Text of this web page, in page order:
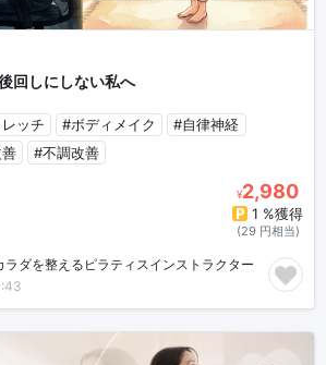
回しにしない私へ
ッチ #ボディメイク
#自律神経
#不調改善
¥2,980
1 %獲得
(29 円相当)
ダを整えるピラティスインストラクター